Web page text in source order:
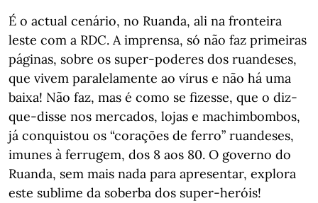
É o actual cenário, no Ruanda, ali na fronteira
leste com a RDC. A imprensa, só não faz primeiras
páginas, sobre os super-poderes dos ruandeses,
que vivem paralelamente ao vírus e não há uma
baixa! Não faz, mas é como se fizesse, que o diz-
que-disse nos mercados, lojas e machimbombos,
já conquistou os “corações de ferro” ruandeses,
imunes à ferrugem, dos 8 aos 80. O governo do
Ruanda, sem mais nada para apresentar, explora
este sublime da soberba dos super-heróis!